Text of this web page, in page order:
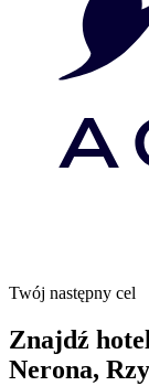
Twój następny cel
Znajdź
Nerona,